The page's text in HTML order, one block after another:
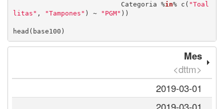
                           Categoria %
in% c( "Toal
litas" , "Tampones" ) ~ "PGM" ))
head(base100)
Mes
<dttm>
2019-03-01